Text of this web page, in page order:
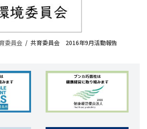
委員会 共育委員会 2016年9月活動報告